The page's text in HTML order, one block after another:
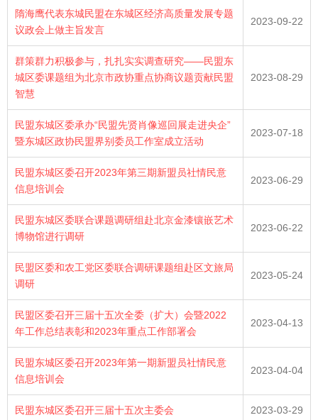
隋海鹰代表东城民盟在东城区经济高质量发展专题
议政会上做主旨发言
2023-09-22
群策群力积极参与，扎扎实实调查研究——民盟东
城区委课题组为北京市政协重点协商议题贡献民盟
智慧
2023-08-29
民盟东城区委承办“民盟先贤肖像巡回展走进央企”
暨东城区政协民盟界别委员工作室成立活动
2023-07-18
民盟东城区委召开2023年第三期新盟员社情民意
信息培训会
2023-06-29
民盟东城区委联合课题调研组赴北京金漆镶嵌艺术
博物馆进行调研
2023-06-22
民盟区委和农工党区委联合调研课题组赴区文旅局
调研
2023-05-24
民盟区委召开三届十五次全委（扩大）会暨2022
年工作总结表彰和2023年重点工作部署会
2023-04-13
民盟东城区委召开2023年第一期新盟员社情民意
信息培训会
2023-04-04
民盟东城区委召开三届十五次主委会 2023-03-29